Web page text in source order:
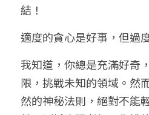
結！
適度的貪心是好事，但過
我知道，你總是充滿好奇
限，挑戰未知的領域。然
然的神秘法則，絕對不能